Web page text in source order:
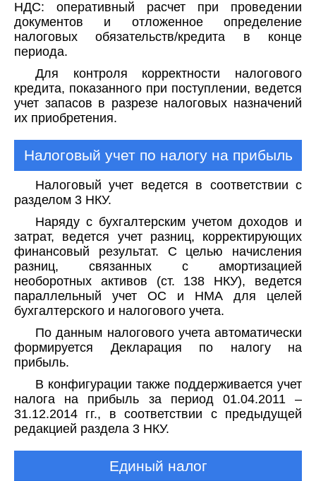
НДС: оперативный расчет при проведении
документов и отложенное определение
налоговых обязательств/кредита в конце
периода.
Для контроля корректности налогового
кредита, показанного при поступлении, ведется
учет запасов в разрезе налоговых назначений
их приобретения.
Налоговый учет по налогу на прибыль
Налоговый учет ведется в соответствии с
разделом 3 НКУ.
Наряду с бухгалтерским учетом доходов и
затрат, ведется учет разниц, корректирующих
финансовый результат. С целью начисления
разниц, связанных с амортизацией
необоротных активов (ст. 138 НКУ), ведется
параллельный учет ОС и НМА для целей
бухгалтерского и налогового учета.
По данным налогового учета автоматически
формируется Декларация по налогу на
прибыль.
В конфигурации также поддерживается учет
налога на прибыль за период 01.04.2011 –
31.12.2014 гг., в соответствии с предыдущей
редакцией раздела 3 НКУ.
Единый налог